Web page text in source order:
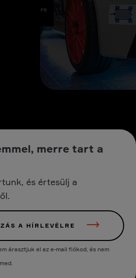
merre tart a
és értesülj a
A HÍRLEVÉLRE
árasztjuk el az e-mail fiókod, és nem